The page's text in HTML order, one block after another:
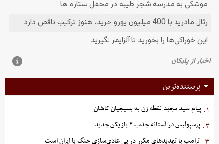
پربیننده‌ترین
۱. پیام سید مجید نقطه زن به بسیجیان کاشان
۲. پرسپولیس در آستانه جذب ۳ بازیکن جدید
ترامپ با تهدیدهای مکرر در پی عادی‌سازی جنگ با ایران است